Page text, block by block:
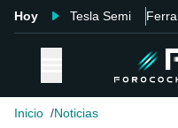
Hoy Tesla Semi
Inicio Noticias